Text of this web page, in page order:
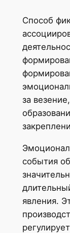
Способ
за
события
явления.